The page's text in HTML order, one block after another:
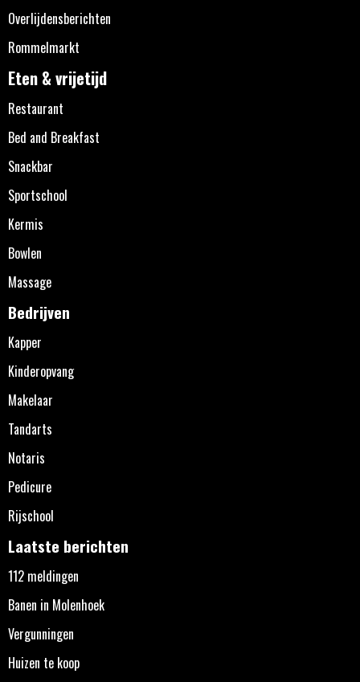
Overlijdensberichten
Rommelmarkt
Eten & vrijetijd
Restaurant
Bed and Breakfast
Snackbar
Sportschool
Kermis
Bowlen
Massage
Bedrijven
Kapper
Kinderopvang
Makelaar
Tandarts
Notaris
Pedicure
Rijschool
Laatste berichten
112 meldingen
Banen in Molenhoek
Vergunningen
Huizen te koop